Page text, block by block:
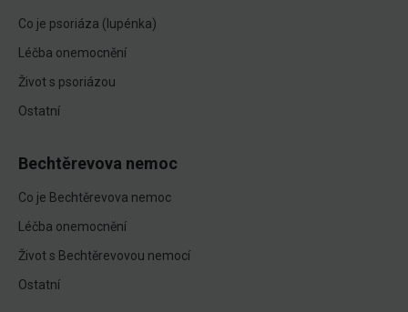
Co je psoriáza (lupénka)
Léčba onemocnění
Život s psoriázou
Ostatní
Bechtěrevova nemoc
Co je Bechtěrevova nemoc
Léčba onemocnění
Život s Bechtěrevovou nemocí
Ostatní